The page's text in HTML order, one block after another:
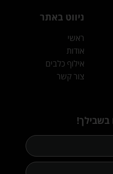
ניווט באתר
ראשי
אודות
אילוף כלבים
צור קשר
בשבילך!